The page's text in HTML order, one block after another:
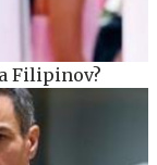
Filipinov?